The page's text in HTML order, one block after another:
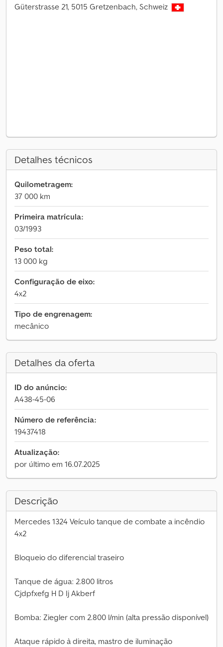
Güterstrasse 21, 5015 Gretzenbach, Schweiz
Detalhes técnicos
Quilometragem:
37 000 km
Primeira matrícula:
03/1993
Peso total:
13 000 kg
Configuração de eixo:
4x2
Tipo de engrenagem:
mecânico
Detalhes da oferta
ID do anúncio:
A438-45-06
Número de referência:
19437418
Atualização:
por último em 16.07.2025
Descrição
Mercedes 1324 Veículo tanque de combate a incêndio
4x2
Bloqueio do diferencial traseiro
Tanque de água: 2.800 litros
Cjdpfxefg H D Ij Akberf
Bomba: Ziegler com 2.800 l/min (alta pressão disponível)
Ataque rápido à direita, mastro de iluminação